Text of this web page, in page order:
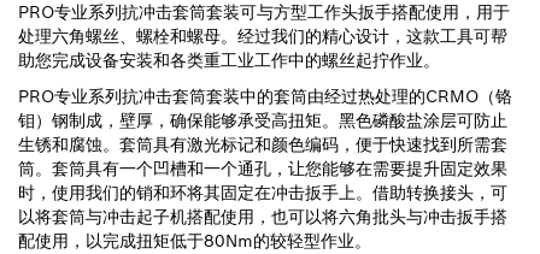
PRO专业系列抗冲击套筒套装可与方型工作头扳手搭配使用，用于
处理六角螺丝、螺栓和螺母。经过我们的精心设计，这款工具可帮
助您完成设备安装和各类重工业工作中的螺丝起拧作业。
PRO专业系列抗冲击套筒套装中的套筒由经过热处理的CRMO（铬
钼）钢制成，壁厚，确保能够承受高扭矩。黑色磷酸盐涂层可防止
生锈和腐蚀。套筒具有激光标记和颜色编码，便于快速找到所需套
筒。套筒具有一个凹槽和一个通孔，让您能够在需要提升固定效果
时，使用我们的销和环将其固定在冲击扳手上。借助转换接头，可
以将套筒与冲击起子机搭配使用，也可以将六角批头与冲击扳手搭
配使用，以完成扭矩低于80Nm的较轻型作业。